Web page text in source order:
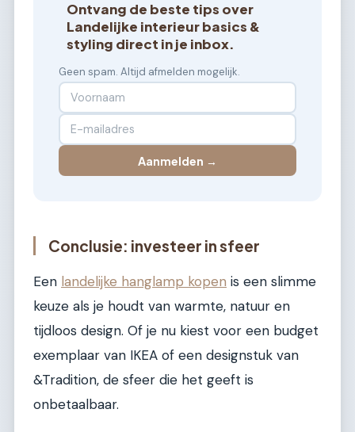
Ontvang de beste tips over
Landelijke interieur basics &
styling direct in je inbox.
Geen spam. Altijd afmelden mogelijk.
Aanmelden →
Conclusie: investeer in sfeer
Een landelijke hanglamp kopen is een slimme
keuze als je houdt van warmte, natuur en
tijdloos design. Of je nu kiest voor een budget
exemplaar van IKEA of een designstuk van
&Tradition, de sfeer die het geeft is
onbetaalbaar.